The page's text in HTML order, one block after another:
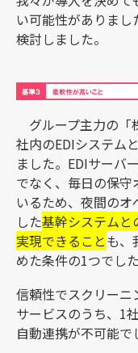
い可能性がありま
検討しました。
グループ主力の「
社内のEDIシステム
ました。EDIサーバ
でなく、毎日の保守
いるため、夜間のオ
した基幹システムと
実現できることも、
めた条件の1つでした
信頼性でスクリーニ
サービスのうち、1
自動連携が不可能で